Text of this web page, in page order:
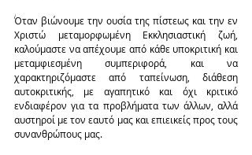
Όταν βιώνουμε την ουσία της πίστεως και την εν
Χριστώ μεταμορφωμένη Εκκλησιαστική ζωή,
καλούμαστε να απέχουμε από κάθε υποκριτική και
μεταμφιεσμένη συμπεριφορά, και να
χαρακτηριζόμαστε από ταπείνωση, διάθεση
αυτοκριτικής, με αγαπητικό και όχι κριτικό
ενδιαφέρον για τα προβλήματα των άλλων, αλλά
αυστηροί με τον εαυτό μας και επιεικείς προς τους
συνανθρώπους μας.